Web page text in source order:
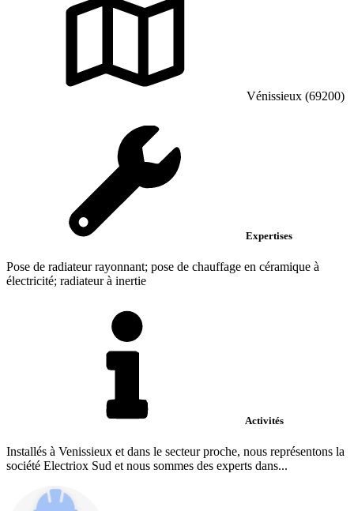
Vénissieux (69200)
Expertises
Pose de radiateur rayonnant; pose de chauffage en céramique à
électricité; radiateur à inertie
Activités
Installés à Venissieux et dans le secteur proche, nous représentons la
société Electriox Sud et nous sommes des experts dans...